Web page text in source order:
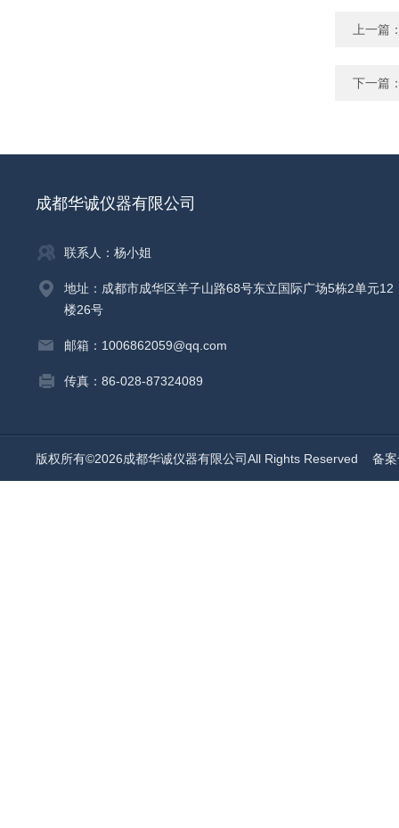
上一篇
下一篇
成都华诚仪器有限公司
联系人：杨小姐
地址：成都市成华区羊子山路68号东立国际广场5栋2单元12
楼26号
邮箱：1006862059@qq.com
传真：86-028-87324089
版权所有©2026成都华诚仪器有限公司All Rights Reserved 备